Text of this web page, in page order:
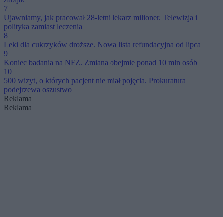
7
Ujawniamy, jak pracował 28-letni lekarz milioner. Telewizja i
polityka zamiast leczenia
8
Leki dla cukrzyków droższe. Nowa lista refundacyjna od lipca
9
Koniec badania na NFZ. Zmiana obejmie ponad 10 mln osób
10
500 wizyt, o których pacjent nie miał pojęcia. Prokuratura
podejrzewa oszustwo
Reklama
Reklama